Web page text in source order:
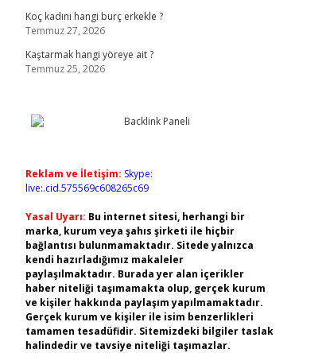
Koç kadını hangi burç erkekle ?
Temmuz 27, 2026
Kaştarmak hangi yöreye ait ?
Temmuz 25, 2026
Reklam ve İletişim: Skype:
live:.cid.575569c608265c69
Yasal Uyarı: Bu internet sitesi, herhangi bir
marka, kurum veya şahıs şirketi ile hiçbir
bağlantısı bulunmamaktadır. Sitede yalnızca
kendi hazırladığımız makaleler
paylaşılmaktadır. Burada yer alan içerikler
haber niteliği taşımamakta olup, gerçek kurum
ve kişiler hakkında paylaşım yapılmamaktadır.
Gerçek kurum ve kişiler ile isim benzerlikleri
tamamen tesadüfidir. Sitemizdeki bilgiler taslak
halindedir ve tavsiye niteliği taşımazlar.